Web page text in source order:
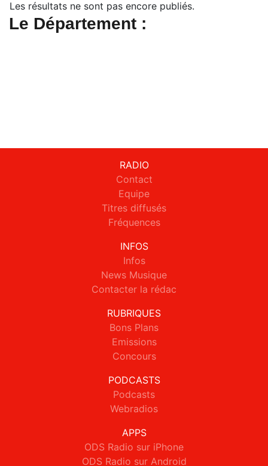
Les résultats ne sont pas encore publiés.
Le Département :
RADIO
Contact
Equipe
Titres diffusés
Fréquences
INFOS
Infos
News Musique
Contacter la rédac
RUBRIQUES
Bons Plans
Emissions
Concours
PODCASTS
Podcasts
Webradios
APPS
ODS Radio sur iPhone
ODS Radio sur Android